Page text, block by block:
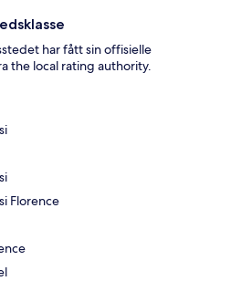
har fått sin offisielle
the local rating authority.
Florence